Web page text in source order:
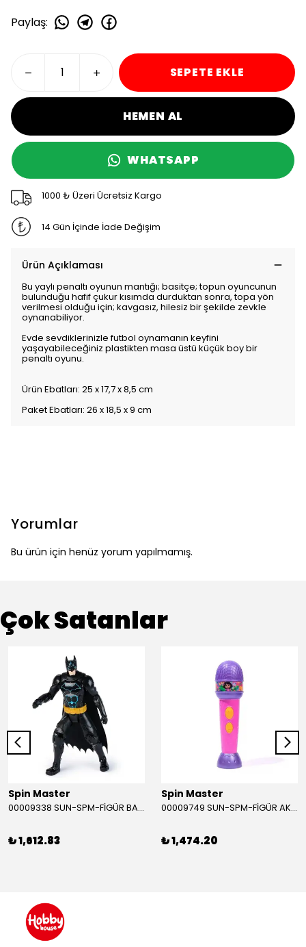
Paylaş:
SEPETE EKLE
HEMEN AL
WHATSAPP
1000 ₺ Üzeri Ücretsiz Kargo
14 Gün İçinde İade Değişim
Ürün Açıklaması
Bu yaylı penaltı oyunun mantığı; basitçe; topun oyuncunun
bulunduğu hafif çukur kısımda durduktan sonra, topa yön
verilmesi olduğu için; kavgasız, hilesiz bir şekilde zevkle
oynanabiliyor.
Evde sevdiklerinizle futbol oynamanın keyfini
yaşayabileceğiniz plastikten masa üstü küçük boy bir
penaltı oyunu.
Ürün Ebatları: 25 x 17,7 x 8,5 cm
Paket Ebatları: 26 x 18,5 x 9 cm
Yorumlar
Bu ürün için henüz yorum yapılmamış.
Çok Satanlar
Spin Master
00009338 SUN-SPM-FİGÜR BATMAN NİNJA STRIKE 30 CM. EXC.
₺ 1,612.83
Spin Master
00009749 SUN-SPM-FİGÜR AKS. DORA MİKROFON YAĞMUR ORMANI RİTMİ (DORA) SESLİ
₺ 1,474.20